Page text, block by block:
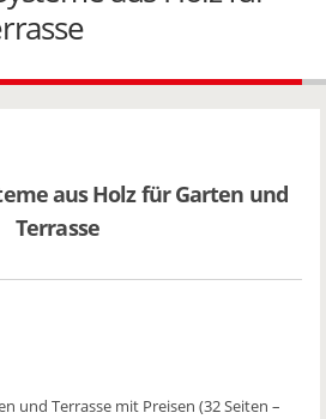
aus Holz für Garten und
Terrasse
und Terrasse mit Preisen (32 Seiten –